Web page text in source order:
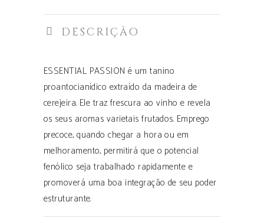
DESCRIÇÃO
ESSENTIAL PASSION é um tanino
proantocianídico extraído da madeira de
cerejeira. Ele traz frescura ao vinho e revela
os seus aromas varietais frutados. Emprego
precoce, quando chegar a hora ou em
melhoramento, permitirá que o potencial
fenólico seja trabalhado rapidamente e
promoverá uma boa integração de seu poder
estruturante.